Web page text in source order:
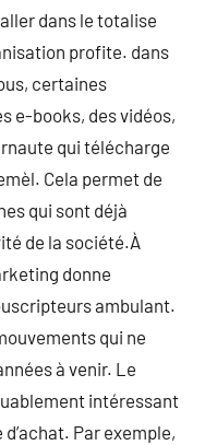
dans le totalise
profite. dans
certaines
e-books, des vidéos,
qui télécharge
Cela permet de
qui sont déjà
de la société.À
donne
ambulant.
qui ne
à venir. Le
intéressant
Par exemple,